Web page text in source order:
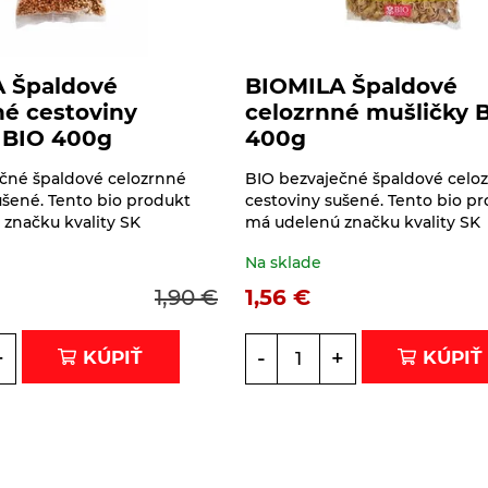
Špaldové
cestoviny
400g
špaldové celozrnné
Tento bio produkt
kvality SK
1,90€
KÚPIŤ
BIOMILA Špaldové
celozrnné mušličky
400g
BIO bezvaječné špaldové
cestoviny sušené. Tento bio
má udelenú značku kvality SK
Na sklade
1,56 €
- + KÚPIŤ